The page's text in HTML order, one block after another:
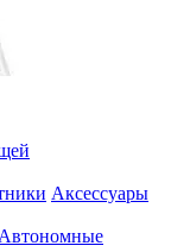
Аксессуары
Автономные